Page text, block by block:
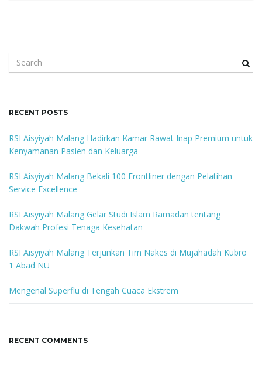
t
n
e
c
k
e
y
w
o
r
d
RECENT POSTS
RSI Aisyiyah Malang Hadirkan Kamar Rawat Inap Premium untuk
Kenyamanan Pasien dan Keluarga
RSI Aisyiyah Malang Bekali 100 Frontliner dengan Pelatihan
Service Excellence
RSI Aisyiyah Malang Gelar Studi Islam Ramadan tentang
Dakwah Profesi Tenaga Kesehatan
RSI Aisyiyah Malang Terjunkan Tim Nakes di Mujahadah Kubro
1 Abad NU
Mengenal Superflu di Tengah Cuaca Ekstrem
RECENT COMMENTS